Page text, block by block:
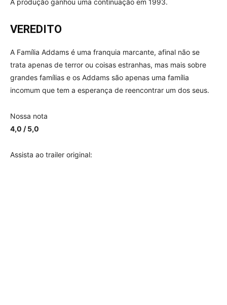
VEREDITO
A Família Addams é uma franquia marcante, afinal não se
trata apenas de terror ou coisas estranhas, mas mais sobre
grandes famílias e os Addams são apenas uma família
incomum que tem a esperança de reencontrar um dos seus.
Nossa nota
4,0 / 5,0
Assista ao trailer original: